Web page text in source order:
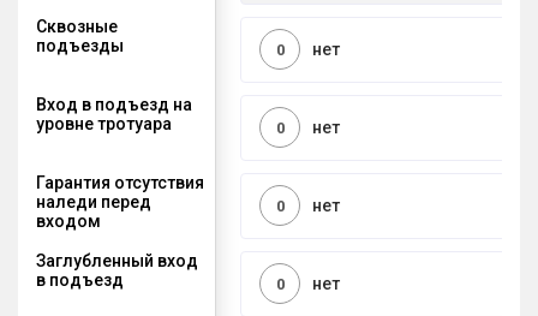
Сквозные
подъезды
нет
0
Вход в подъезд на
уровне тротуара
нет
0
Гарантия отсутствия
наледи перед
входом
нет
0
Заглубленный вход
в подъезд
нет
0